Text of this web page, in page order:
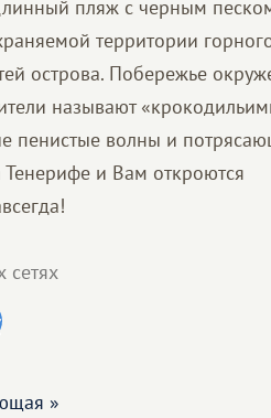
пляж с черным
территории
острова. Побережье
называют
пенистые волны и
Тенерифе и Вам откроются
сетях
»